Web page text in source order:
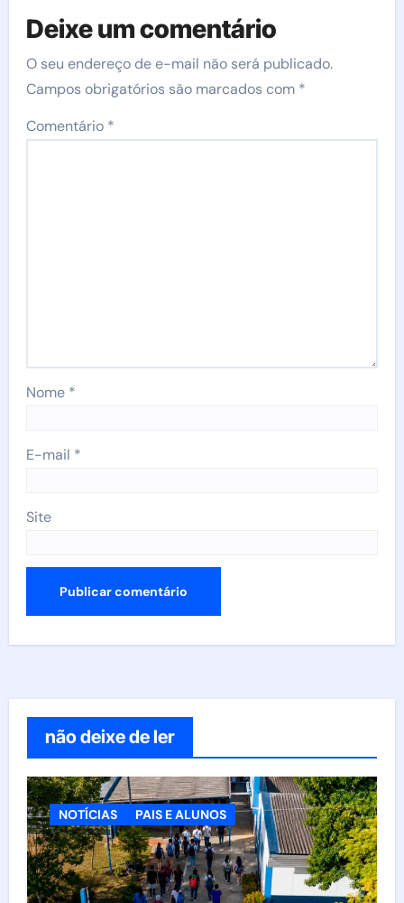
Deixe um comentário
O seu endereço de e-mail não será publicado.
Campos obrigatórios são marcados com *
Comentário *
Nome *
E-mail *
Site
não deixe de ler
NOTÍCIAS PAIS E ALUNOS